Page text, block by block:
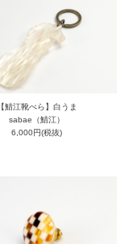
【鯖江靴べら】白うま
sabae（鯖江）
6,000円(税抜)